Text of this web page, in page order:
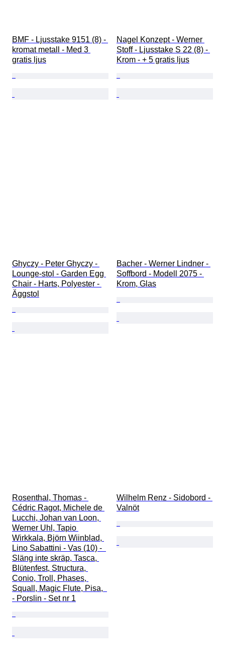
BMF - Ljusstake 9151 (8) -
kromat metall - Med 3
gratis ljus
Nagel Konzept - Werner
Stoff - Ljusstake S 22 (8) -
Krom - + 5 gratis ljus
Ghyczy - Peter Ghyczy -
Lounge-stol - Garden Egg
Chair - Harts, Polyester -
Äggstol
Bacher - Werner Lindner -
Soffbord - Modell 2075 -
Krom, Glas
Rosenthal, Thomas -
Cédric Ragot, Michele de
Lucchi, Johan van Loon,
Werner Uhl, Tapio
Wirkkala, Björn Wiinblad,
Lino Sabattini - Vas (10) -
Släng inte skräp, Tasca,
Blütenfest, Structura,
Conio, Troll, Phases,
Squall, Magic Flute, Pisa,
- Porslin - Set nr 1
Wilhelm Renz - Sidobord -
Valnöt